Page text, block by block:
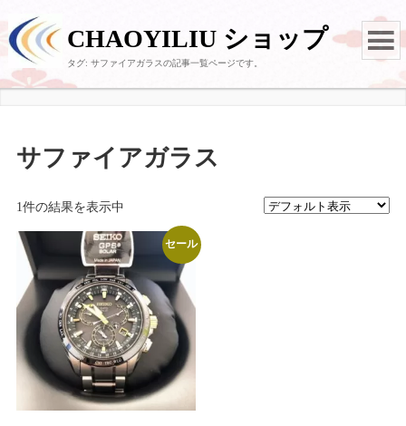
CHAOYILIU ショップ
タグ: サファイアガラスの記事一覧ページです。
サファイアガラス
1件の結果を表示中
セール